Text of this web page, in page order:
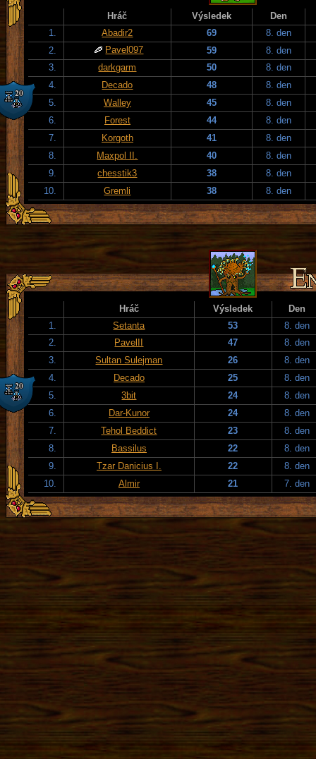
Hráč Výsledek
Den
1.
Abadir2 69
8. den
2.
Pavel097 59
8. den
3.
darkgarm 50
8. den
4.
Decado 48
8. den
5.
Walley 45
8. den
6.
Forest 44
8. den
7.
Korgoth 41
8. den
8.
Maxpol II. 40
8. den
9.
chesstik3 38
8. den
10.
Gremli 38 8. den
Hráč Výsledek
Den
1.
Setanta 53
8. den
2.
PavelII 47
8. den
3.
Sultan Sulejman 26
8. den
4.
Decado 25
8. den
5.
3bit 24
8. den
6.
Dar-Kunor 24
8. den
7.
Tehol Beddict 23
8. den
8.
Bassilus 22
8. den
9.
Tzar Danicius I. 22
8. den
10.
Almir 21 7. den